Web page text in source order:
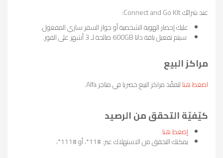
عند شرائك Connect and Go KIt:
عليك إحضار الهوية الشخصية أو جواز السفر ساري المفعول.
سيتم تفعيل باقة داتا 600GB صالحة لـ 3 أشهر على الفور.
مراكز البيع
اضغط هنالتفقّد مراكز البيع حصريا في متاجر Alfa.
كيّفيّة التحقق من الرصيد
إضغط هنا
يمكنك التحقق من الاستهلاك عبر: #11*، أو #111*،